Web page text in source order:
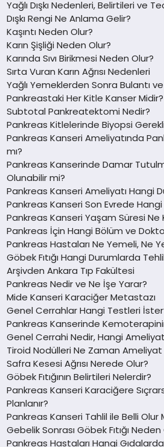
Yağlı Dışkı Nedenleri, Belirtileri ve
Dışkı Rengi Ne Anlama Gelir?
Kaşıntı Neden Olur?
Karın Şişliği Neden Olur?
Karında Sıvı Birikmesi Neden Olur?
Sırta Vuran Karın Ağrısı Nedenleri
Yağlı Yemeklerden Sonra Bulantı
Pankreastaki Her Kitle Kanser Midir?
Subtotal Pankreatektomi Nedir?
Pankreas Kitlelerinde Biyopsi
Pankreas Kanseri Ameliyatında
mı?
Pankreas Kanserinde Damar
Olunabilir mi?
Pankreas Kanseri Ameliyatı Hangi
Pankreas Kanseri Son Evrede
Pankreas Kanseri Yaşam Süresi Ne
Pankreas İçin Hangi Bölüm ve
Pankreas Hastaları Ne Yemeli, Ne
Göbek Fıtığı Hangi Durumlarda
Arşivden Ankara Tıp Fakültesi
Pankreas Nedir ve Ne İşe Yarar?
Mide Kanseri Karaciğer Metastazı
Genel Cerrahlar Hangi Testleri
Pankreas Kanserinde
Genel Cerrahi Nedir, Hangi
Tiroid Nodülleri Ne Zaman Ameliyat
Safra Kesesi Ağrısı Nerede Olur?
Göbek Fıtığının Belirtileri Nelerdir?
Pankreas Kanseri Karaciğere
Planlanır?
Pankreas Kanseri Tahlil ile Belli Olur
Gebelik Sonrası Göbek Fıtığı
Pankreas Hastaları Hangi